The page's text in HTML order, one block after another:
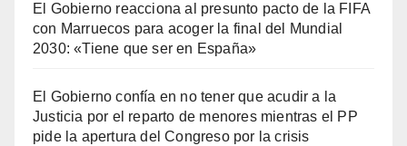
El Gobierno reacciona al presunto pacto de la FIFA
con Marruecos para acoger la final del Mundial
2030: «Tiene que ser en España»
El Gobierno confía en no tener que acudir a la
Justicia por el reparto de menores mientras el PP
pide la apertura del Congreso por la crisis